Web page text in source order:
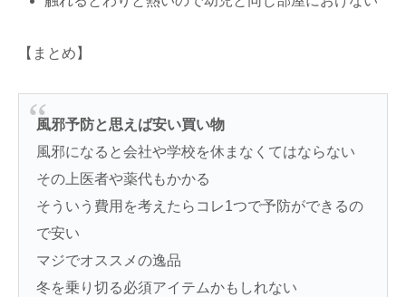
【まとめ】
風邪予防と思えば安い買い物
風邪になると会社や学校を休まなくてはならない
その上医者や薬代もかかる
そういう費用を考えたらコレ1つで予防ができるの
で安い
マジでオススメの逸品
冬を乗り切る必須アイテムかもしれない